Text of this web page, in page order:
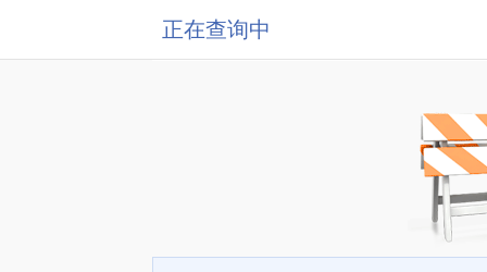
正在查询中